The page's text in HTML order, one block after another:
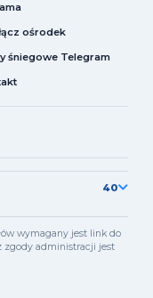
ośrodek
śniegowe Telegram
40
wymagany jest link do
zgody administracji jest